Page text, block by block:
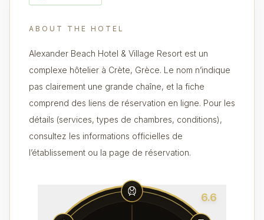
ABOUT THE HOTEL
Alexander Beach Hotel & Village Resort est un
complexe hôtelier à Crète, Grèce. Le nom n’indique
pas clairement une grande chaîne, et la fiche
comprend des liens de réservation en ligne. Pour les
détails (services, types de chambres, conditions),
consultez les informations officielles de
l’établissement ou la page de réservation.
6.6